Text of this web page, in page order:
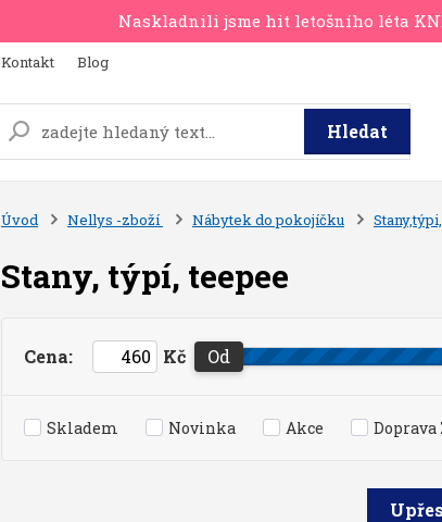
Naskladnili jsme hit letošního léta
Kontakt Blog
Hledat
Úvod Nellys -zboží Nábytek do pokojíčku
Stany, týpí, teepee
Cena: Kč Od
Skladem Novinka Akce Doprava